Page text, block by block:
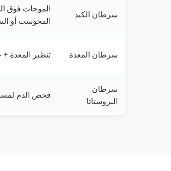
سرطان الكبد
الموجات فوق
المحوسب أو
سرطان المعدة تنظير المعدة
سرطان
البروستاتا
فحص الدم